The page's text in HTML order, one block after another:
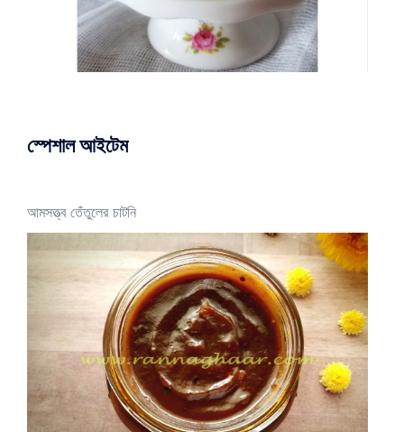
স্পেশাল আইটেম
আমসত্ত্ব তেঁতুলের চাটনি